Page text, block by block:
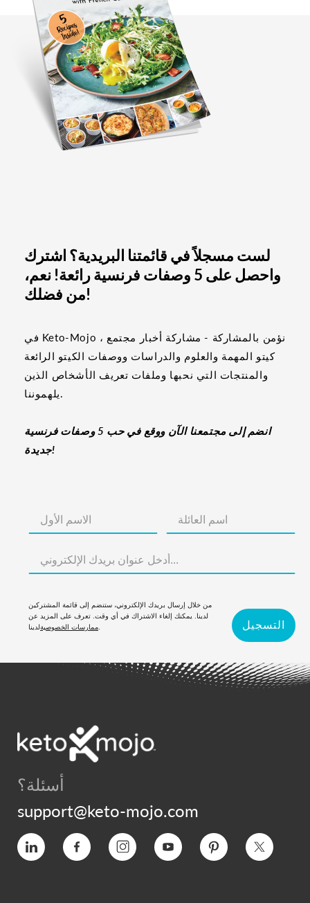
لست مسجلاً في قائمتنا البريدية؟ اشترك
واحصل على 5 وصفات فرنسية رائعة! نعم،
من فضلك!
في Keto-Mojo ، نؤمن بالمشاركة - مشاركة أخبار مجتمع
كيتو المهمة والعلوم والدراسات ووصفات الكيتو الرائعة
والمنتجات التي نحبها وملفات تعريف الأشخاص الذين
يلهموننا.
انضم إلى مجتمعنا الآن ووقع في حب 5 وصفات فرنسية
جديدة!
من خلال إرسال بريدك الإلكتروني، ستنضم إلى قائمة المشتركين
لدينا. يمكنك إلغاء الاشتراك في أي وقت. تعرف على المزيد عن
ممارسات الخصوصية
التسجيل
أسئلة؟
support@keto-mojo.com
فيميو فيسبوك انستغرام يوتيوب بينتيريست التغريد